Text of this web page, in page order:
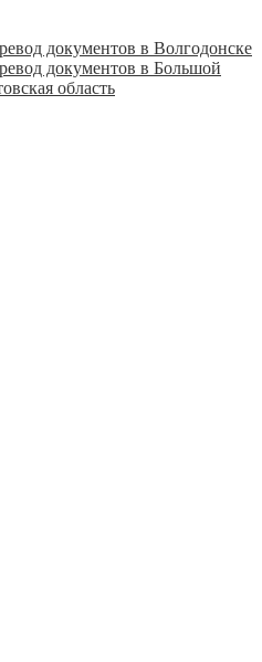
документов в Волгодонске
документов в Большой
область